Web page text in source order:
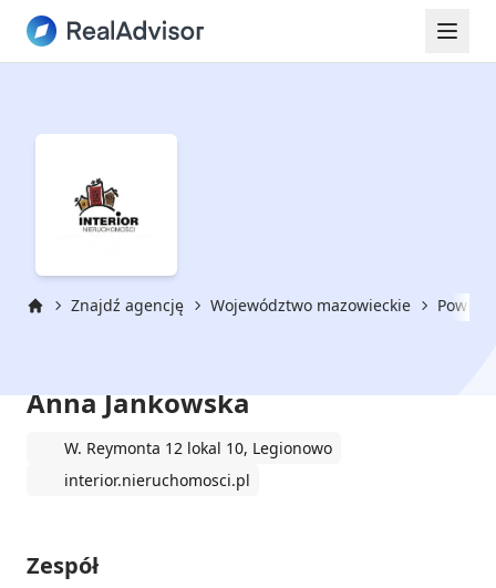
Znajdź agencję Województwo mazowieckie Powiat
Anna Jankowska
W. Reymonta 12 lokal 10, Legionowo
interior.nieruchomosci.pl
Zespół